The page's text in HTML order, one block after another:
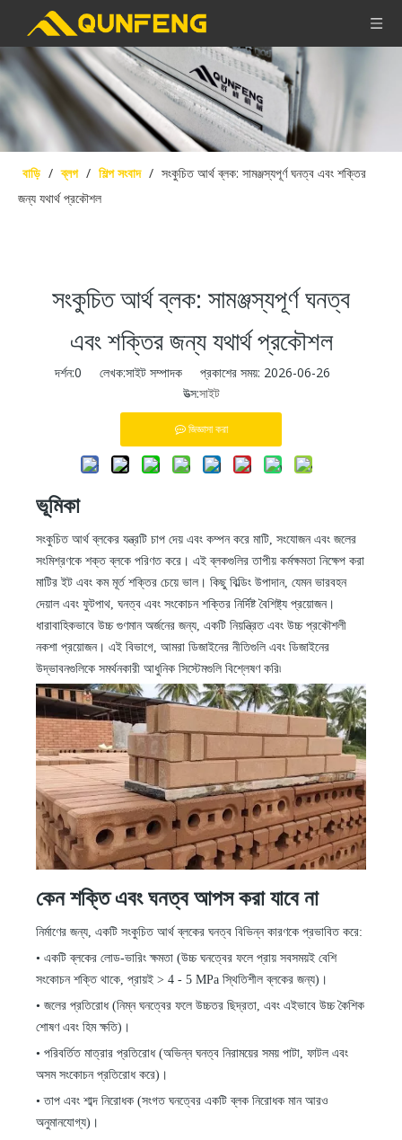
বাড়ি / ব্লগ / শিল্প সংবাদ / সংকুচিত আর্থ ব্লক: সামঞ্জস্যপূর্ণ ঘনত্ব এবং শক্তির
জন্য যথার্থ প্রকৌশল
সংকুচিত আর্থ ব্লক: সামঞ্জস্যপূর্ণ ঘনত্ব
এবং শক্তির জন্য যথার্থ প্রকৌশল
দর্শন:0 লেখক:সাইট সম্পাদক প্রকাশের সময়: 2026-06-26
উত্স:সাইট
জিজ্ঞাসা করা
ভূমিকা
সংকুচিত আর্থ ব্লকের যন্ত্রটি চাপ দেয় এবং কম্পন করে মাটি, সংযোজন এবং জলের
সংমিশ্রণকে শক্ত ব্লকে পরিণত করে। এই ব্লকগুলির তাপীয় কর্মক্ষমতা নিক্ষেপ করা
মাটির ইট এবং কম মূর্ত শক্তির চেয়ে ভাল। কিছু বিল্ডিং উপাদান, যেমন ভারবহন
দেয়াল এবং ফুটপাথ, ঘনত্ব এবং সংকোচন শক্তির নির্দিষ্ট বৈশিষ্ট্য প্রয়োজন।
ধারাবাহিকভাবে উচ্চ গুণমান অর্জনের জন্য, একটি নিয়ন্ত্রিত এবং উচ্চ প্রকৌশলী
নকশা প্রয়োজন। এই বিভাগে, আমরা ডিজাইনের নীতিগুলি এবং ডিজাইনের
উদ্ভাবনগুলিকে সমর্থনকারী আধুনিক সিস্টেমগুলি বিশ্লেষণ করি৷
কেন শক্তি এবং ঘনত্ব আপস করা যাবে না
নির্মাণের জন্য, একটি সংকুচিত আর্থ ব্লকের ঘনত্ব বিভিন্ন কারণকে প্রভাবিত করে:
• একটি ব্লকের লোড-ভারিং ক্ষমতা (উচ্চ ঘনত্বের ফলে প্রায় সবসময়ই বেশি
সংকোচন শক্তি থাকে, প্রায়ই > 4 - 5 MPa স্থিতিশীল ব্লকের জন্য)।
• জলের প্রতিরোধ (নিম্ন ঘনত্বের ফলে উচ্চতর ছিদ্রতা, এবং এইভাবে উচ্চ কৈশিক
শোষণ এবং হিম ক্ষতি)।
• পরিবর্তিত মাত্রার প্রতিরোধ (অভিন্ন ঘনত্ব নিরাময়ের সময় পাটা, ফাটল এবং
অসম সংকোচন প্রতিরোধ করে)।
•তাপ এবং শাব্দ নিরোধক (সংগত ঘনত্বের একটি ব্লক নিরোধক মান আরও
অনুমানযোগ্য)।